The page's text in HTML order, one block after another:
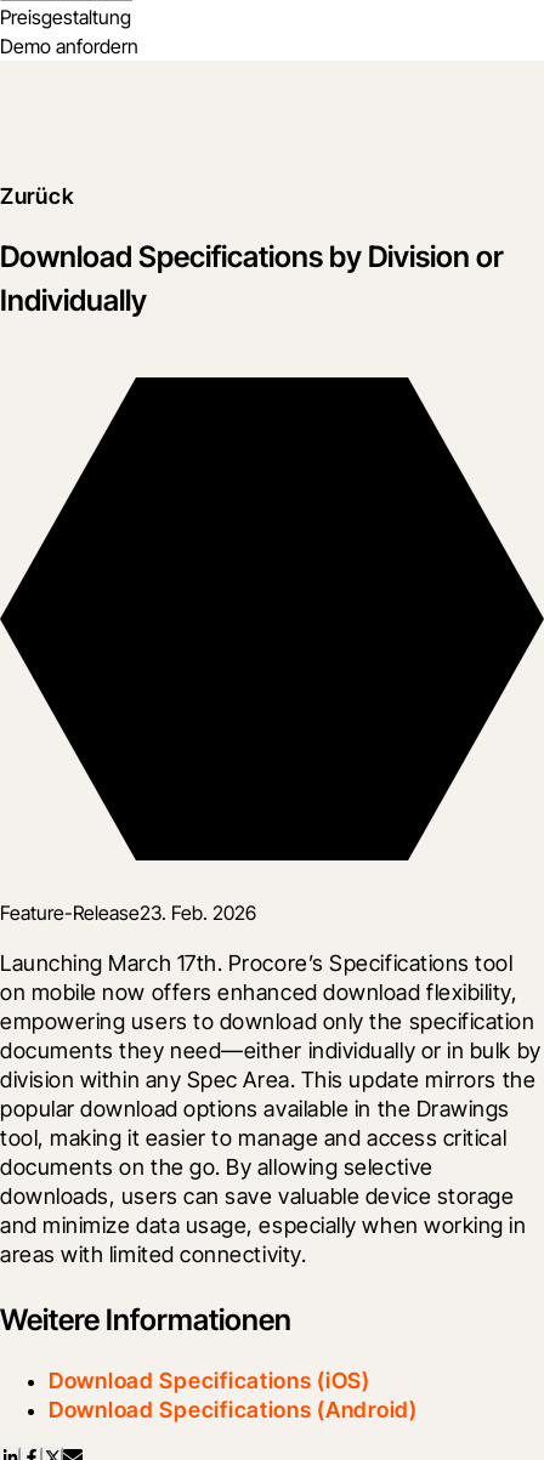
Preisgestaltung
Demo anfordern
Zurück
Download Specifications by Division or
Individually
Feature-Release23. Feb. 2026
Launching March 17th. Procore’s Specifications tool
on mobile now offers enhanced download flexibility,
empowering users to download only the specification
documents they need—either individually or in bulk by
division within any Spec Area. This update mirrors the
popular download options available in the Drawings
tool, making it easier to manage and access critical
documents on the go. By allowing selective
downloads, users can save valuable device storage
and minimize data usage, especially when working in
areas with limited connectivity.
Weitere Informationen
Download Specifications (iOS)
Download Specifications (Android)